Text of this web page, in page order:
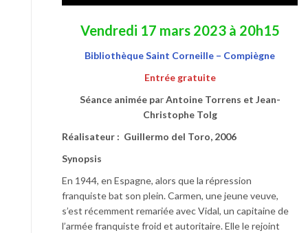
Vendredi 17 mars 2023 à 20h15
Bibliothèque Saint Corneille – Compiègne
Entrée gratuite
Séance animée parAntoine Torrens et Jean-
Christophe Tolg
Réalisateur : Guillermo del Toro, 2006
Synopsis
En 1944, en Espagne, alors que la répression
franquiste bat son plein. Carmen, une jeune veuve,
s’est récemment remariée avec Vidal, un capitaine de
l’armée franquiste froid et autoritaire. Elle le rejoint